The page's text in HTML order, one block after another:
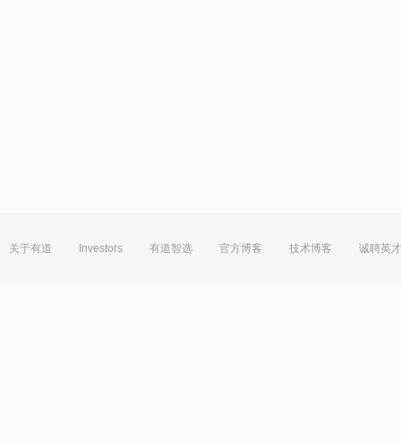
关于有道 Investors 有道智选 官方博客 技术博客 诚聘英才